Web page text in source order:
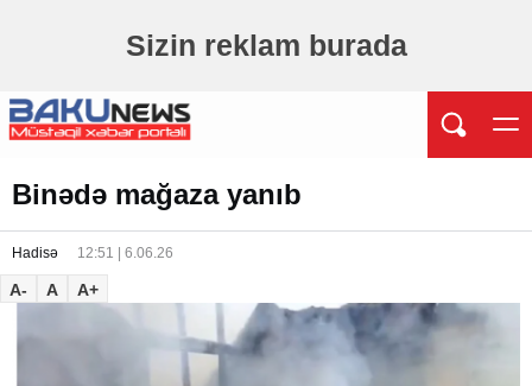
Sizin reklam burada
Binədə mağaza yanıb
Hadisə 12:51 | 6.06.26
A- A A+